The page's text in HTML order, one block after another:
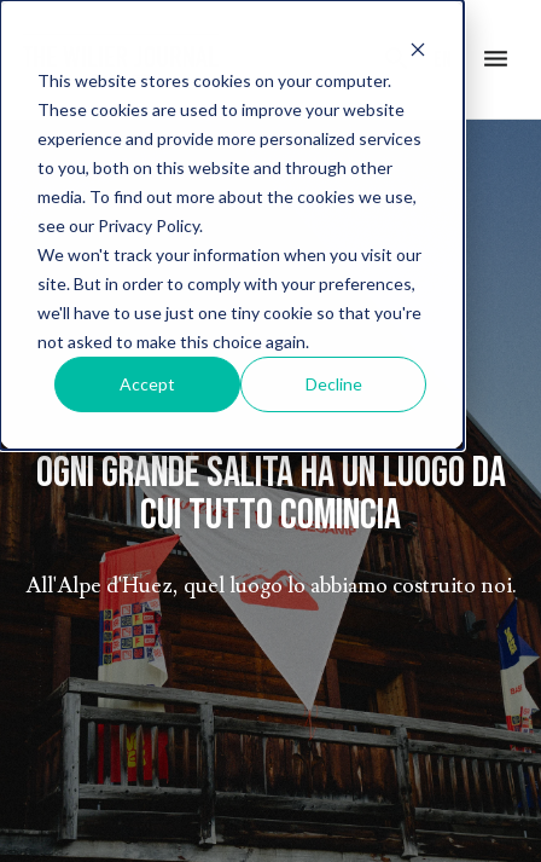
This website stores cookies on your computer.
These cookies are used to improve your website
experience and provide more personalized services
to you, both on this website and through other
media. To find out more about the cookies we use,
see our Privacy Policy.
We won't track your information when you visit our
site. But in order to comply with your preferences,
we'll have to use just one tiny cookie so that you're
not asked to make this choice again.
Accept Decline
menu
search
Ogni grande salita ha un luogo da
cui tutto comincia
All'Alpe d'Huez, quel luogo lo abbiamo costruito noi.